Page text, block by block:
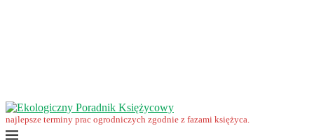
najlepsze terminy prac ogrodniczych zgodnie z fazami księżyca.